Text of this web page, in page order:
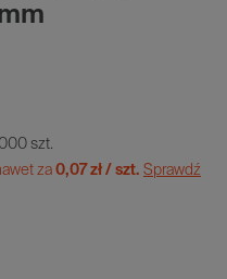
szt.
za 0,07 zł / szt. Sprawdź